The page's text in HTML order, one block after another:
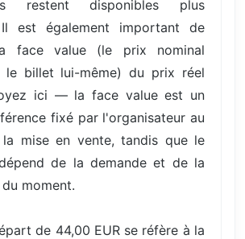
restent disponibles plus
Il est également important de
face value (le prix nominal
le billet lui-même) du prix réel
ici — la face value est un
fixé par l'organisateur au
mise en vente, tandis que le
de la demande et de la
moment.
de 44,00 EUR se réfère à la